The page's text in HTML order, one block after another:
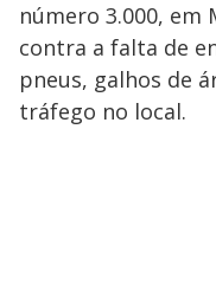
número 3.000,
contra a falta de
pneus, galhos de
tráfego no local.